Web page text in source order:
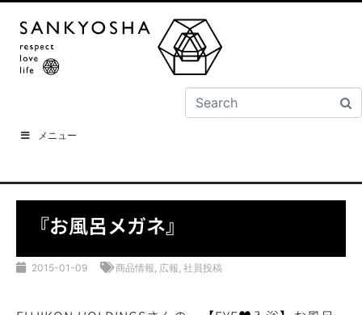
メニュー
『お風呂メガネ』
2015-01-09 商品情報, 広報, 社員投稿